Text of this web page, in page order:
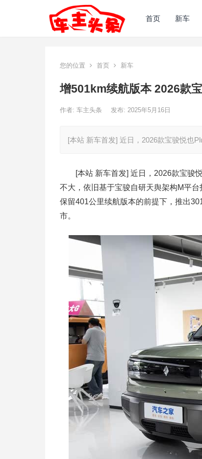
首页 新车
您的位置 首页 新车
增501km续航版本 2026款
作者: 车主头条 发布: 2025年5月16日
[本站 新车首发] 近日，2026款宝骏悦也
[本站 新车首发] 近日，2026款宝骏
不大，依旧基于宝骏自研天舆架构M平
保留401公里续航版本的前提下，推出
市。